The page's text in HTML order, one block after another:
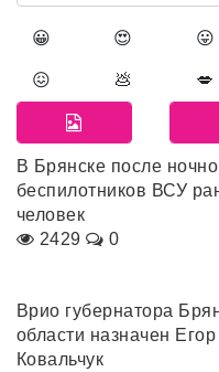
😀 😍 😛
😖 💩 💋
В Брянске после
беспилотников ВСУ
человек
2429
0
Врио губернатора
области назначен Егор
Ковальчук